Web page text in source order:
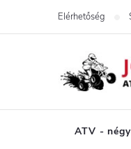
Elérhetőség
ATV -